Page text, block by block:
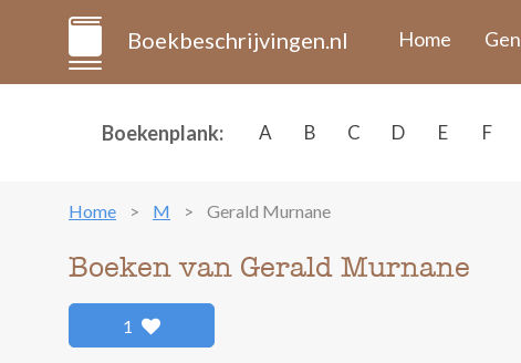
Boekbeschrijvingen.nl Home
Boekenplank: A B C D E F
Home M Gerald Murnane
Boeken van Gerald Murnane
1